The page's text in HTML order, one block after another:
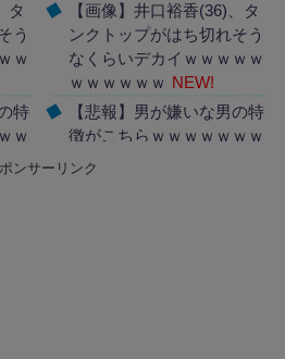
タ
う
ｗ
特
ｗ
【画像】井口裕香(36)、タ
ンクトップがはち切れそう
なくらいデカイｗｗｗｗｗ
ｗｗｗｗｗｗ NEW!
【悲報】男が嫌いな男の特
徴がこちらｗｗｗｗｗｗｗ
ｗｗｗ
ンサーリンク